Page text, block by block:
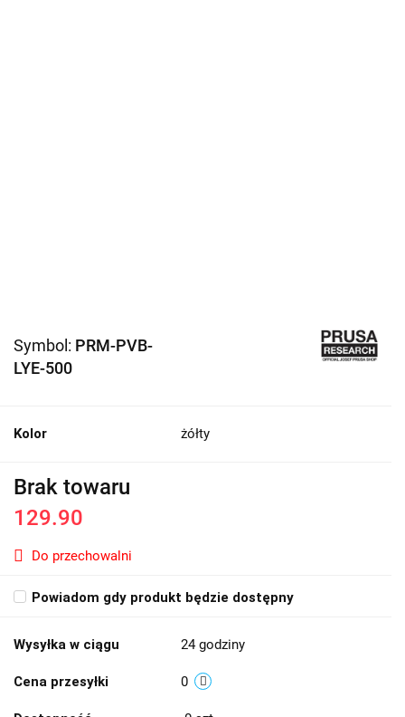
Symbol: PRM-PVB-
LYE-500
Kolor żółty
Brak towaru
129.90
Do przechowalni
Powiadom gdy produkt będzie dostępny
Wysyłka w ciągu 24 godziny
Cena przesyłki 0